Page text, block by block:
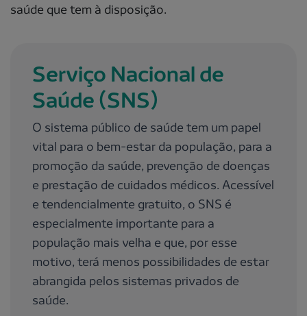
saúde que tem à disposição.
Serviço Nacional de
Saúde (SNS)
O sistema público de saúde tem um papel
vital para o bem-estar da população, para a
promoção da saúde, prevenção de doenças
e prestação de cuidados médicos. Acessível
e tendencialmente gratuito, o SNS é
especialmente importante para a
população mais velha e que, por esse
motivo, terá menos possibilidades de estar
abrangida pelos sistemas privados de
saúde.